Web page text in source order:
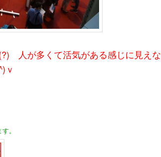
人が多くて活気がある感じに見えな
ｖ
。